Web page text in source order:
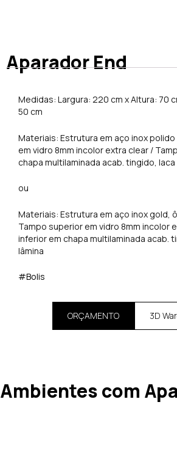
Aparador End
Medidas: Largura: 220 cm x Altura: 70
50 cm
Materiais: Estrutura em aço inox
em vidro 8mm incolor extra clear /
chapa multilaminada acab. tingido, laca
ou
Materiais: Estrutura em aço inox gold,
Tampo superior em vidro 8mm incolor
inferior em chapa multilaminada acab.
lâmina
#Bolis
ORÇAMENTO 3D
Ambientes com